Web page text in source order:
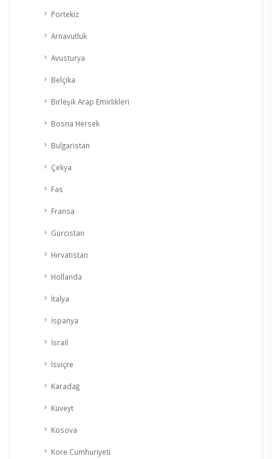
Portekiz
Arnavutluk
Avusturya
Belçika
Birleşik Arap Emirlikleri
Bosna Hersek
Bulgaristan
Çekya
Fas
Fransa
Gürcistan
Hırvatistan
Hollanda
İtalya
İspanya
İsrail
İsviçre
Karadağ
Kuveyt
Kosova
Kore Cumhuriyeti